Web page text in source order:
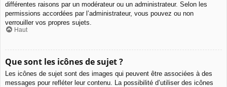
différentes raisons par un modérateur ou un administrateur. Selon les
permissions accordées par l’administrateur, vous pouvez ou non
verrouiller vos propres sujets.
Haut
Que sont les icônes de sujet ?
Les icônes de sujet sont des images qui peuvent être associées à des
messages pour refléter leur contenu. La possibilité d’utiliser des icônes